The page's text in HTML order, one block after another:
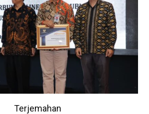
Terjemahan